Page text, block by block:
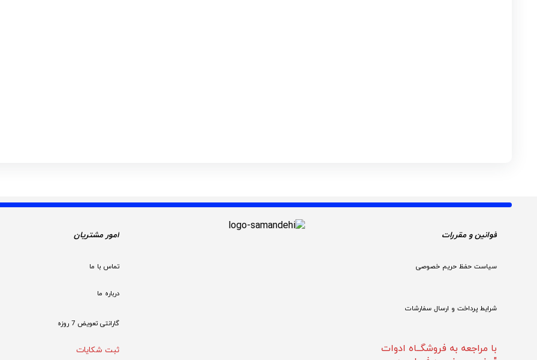
قوانین و مقررات
سیاست حفظ حریم خصوصی
شرایط پرداخت و ارسال سفارشات
با مراجعه به فروشگــاه ادوات
امور مشتریان
تماس با ما
درباره ما
گارانتی تعویض 7 روزه
ثبت شکایات